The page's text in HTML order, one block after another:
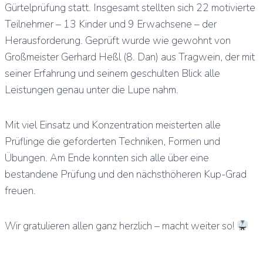
Gürtelprüfung statt. Insgesamt stellten sich 22 motivierte
Teilnehmer – 13 Kinder und 9 Erwachsene – der
Herausforderung. Geprüft wurde wie gewohnt von
Großmeister Gerhard Heßl (8. Dan) aus Tragwein, der mit
seiner Erfahrung und seinem geschulten Blick alle
Leistungen genau unter die Lupe nahm.
Mit viel Einsatz und Konzentration meisterten alle
Prüflinge die geforderten Techniken, Formen und
Übungen. Am Ende konnten sich alle über eine
bestandene Prüfung und den nächsthöheren Kup-Grad
freuen.
Wir gratulieren allen ganz herzlich – macht weiter so!